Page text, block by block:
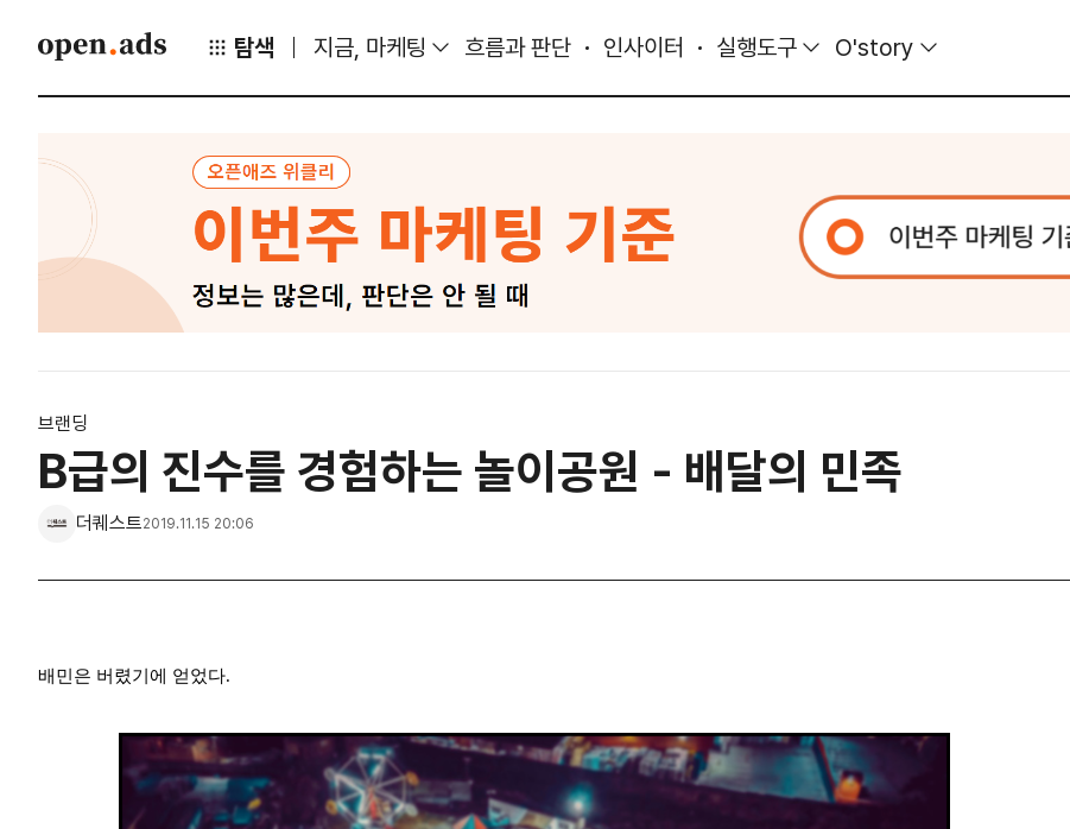
탐색 지금, 마케팅 흐름과 판단 인사이터 실행도구 O'story
브랜딩
B급의 진수를 경험하는 놀이공원 - 배달의 민족
더퀘스트2019.11.15 20:06
배민은 버렸기에 얻었다.